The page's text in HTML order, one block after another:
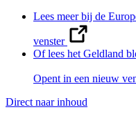
Lees meer bij de
venster
Of lees het Geldland
Opent in een nieuw
Direct naar inhoud